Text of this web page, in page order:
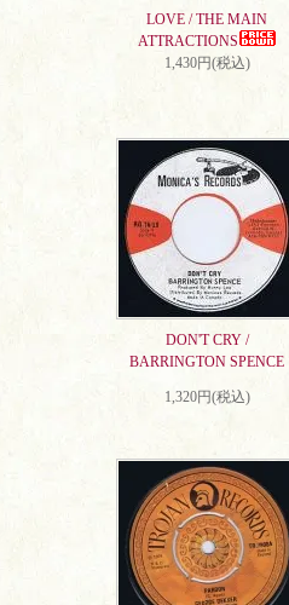
LOVE / THE MAIN
ATTRACTIONS
1,430円(税込)
DON'T CRY /
BARRINGTON SPENCE
1,320円(税込)